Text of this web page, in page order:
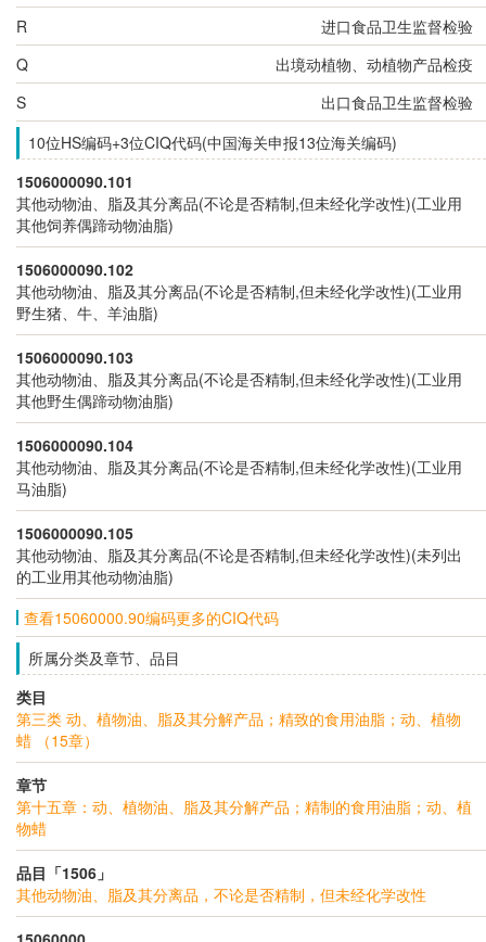
R
进口食品卫生监督检验
Q
出境动植物、动植物产品检疫
S
出口食品卫生监督检验
10位HS编码+3位CIQ代码(中国海关申报13位海关编码)
1506000090.101
其他动物油、脂及其分离品(不论是否精制,但未经化学改性)(工业用
其他饲养偶蹄动物油脂)
1506000090.102
其他动物油、脂及其分离品(不论是否精制,但未经化学改性)(工业用
野生猪、牛、羊油脂)
1506000090.103
其他动物油、脂及其分离品(不论是否精制,但未经化学改性)(工业用
其他野生偶蹄动物油脂)
1506000090.104
其他动物油、脂及其分离品(不论是否精制,但未经化学改性)(工业用
马油脂)
1506000090.105
其他动物油、脂及其分离品(不论是否精制,但未经化学改性)(未列出
的工业用其他动物油脂)
查看15060000.90编码更多的CIQ代码
所属分类及章节、品目
类目
第三类 动、植物油、脂及其分解产品；精致的食用油脂；动、植物
蜡 （15章）
章节
第十五章：动、植物油、脂及其分解产品；精制的食用油脂；动、植
物蜡
品目「1506」
其他动物油、脂及其分离品，不论是否精制，但未经化学改性